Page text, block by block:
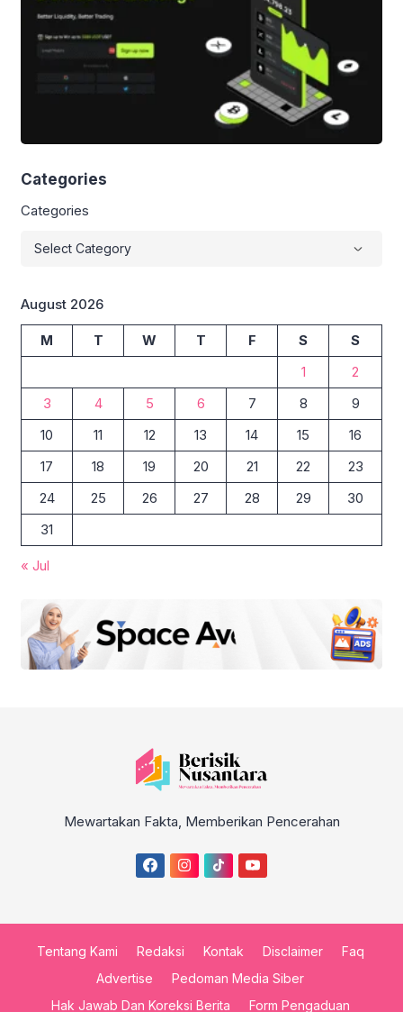
Categories
Categories
August 2026
M T W T F S
S
1
2
3
4 5 6 7 8
9
10
11 12 13 14 15
16
17
18 19 20 21 22
23
24
25 26 27 28 29
30
31
« Jul
Mewartakan Fakta, Memberikan Pencerahan
Tentang Kami Redaksi Kontak Disclaimer
Faq
Advertise
Pedoman Media Siber
Hak Jawab Dan Koreksi Berita
Form Pengaduan